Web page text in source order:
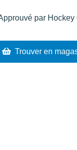
par Hockey
Trouver en